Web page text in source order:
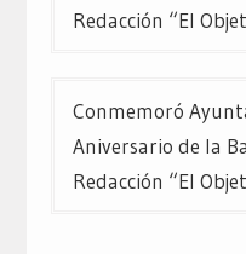
Redacción “El
Conmemoró
Aniversario de la
Redacción “El